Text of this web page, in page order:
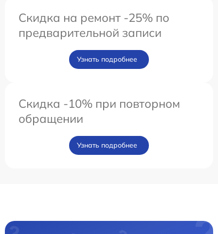
Скидка на ремонт -25% по
предварительной записи
Узнать подробнее
Скидка -10% при повторном
обращении
Узнать подробнее